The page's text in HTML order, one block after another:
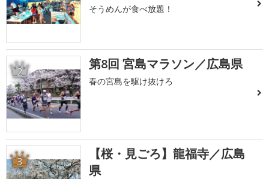
そうめんが食べ放題！
2 第8回 宮島マラソン／広島県
春の宮島を駆け抜けろ
3
【桜・見ごろ】龍福寺／広島
県